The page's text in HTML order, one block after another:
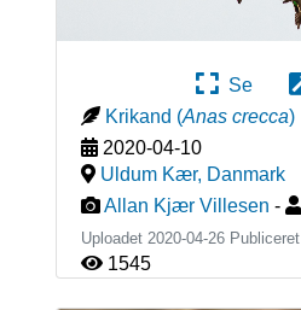
Se
Krikand (Anas crecca)
2020-04-10
Uldum Kær, Danmark
Allan Kjær Villesen -
Uploadet 2020-04-26 Publiceret
1545